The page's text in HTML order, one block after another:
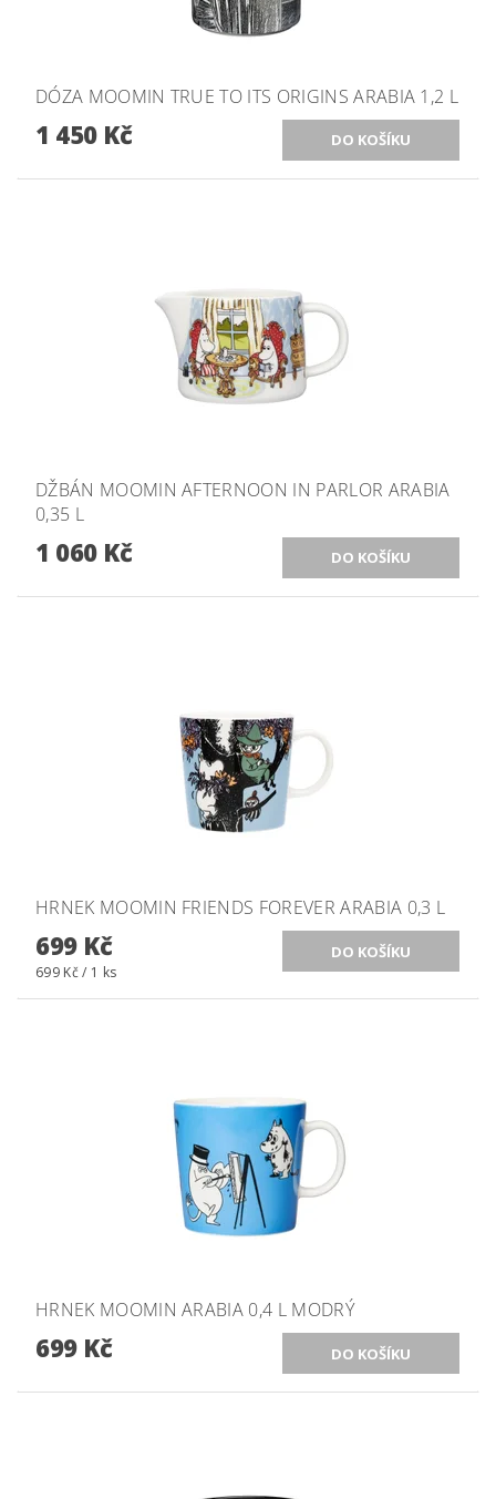
DÓZA MOOMIN TRUE TO ITS ORIGINS ARABIA 1,2 L
1 450 Kč
DŽBÁN MOOMIN AFTERNOON IN PARLOR ARABIA
0,35 L
1 060 Kč
HRNEK MOOMIN FRIENDS FOREVER ARABIA 0,3 L
699 Kč
699 Kč / 1 ks
HRNEK MOOMIN ARABIA 0,4 L MODRÝ
699 Kč